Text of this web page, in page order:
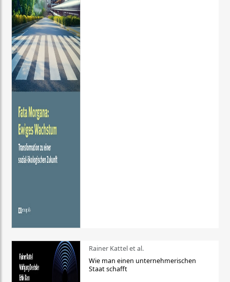
Rainer Kattel et al.
Wie man einen unternehmerischen
Staat schafft